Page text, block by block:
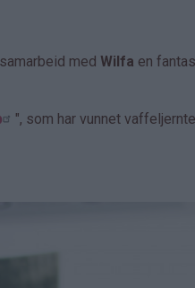
med Wilfa en
", som har vunnet